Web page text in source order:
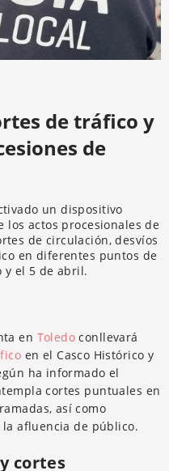
de tráfico y
de
un dispositivo
los actos procesionales de
de circulación, desvíos
en diferentes puntos de
y el 5 de abril.
en Toledo conllevará
en el Casco Histórico y
ha informado el
cortes puntuales en
así como
afluencia de público.
cortes